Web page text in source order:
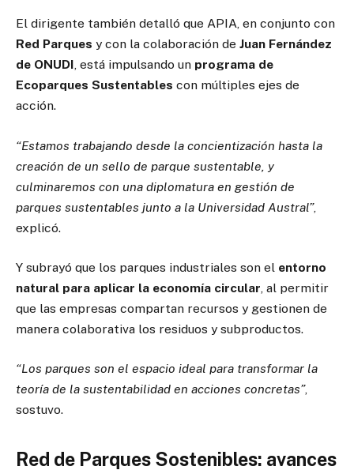
El dirigente también detalló que APIA, en conjunto con
Red Parques y con la colaboración de Juan Fernández
de ONUDI, está impulsando un programa de
Ecoparques Sustentables con múltiples ejes de
acción.
“Estamos trabajando desde la concientización hasta la
creación de un sello de parque sustentable, y
culminaremos con una diplomatura en gestión de
parques sustentables junto a la Universidad Austral”,
explicó.
Y subrayó que los parques industriales son el entorno
natural para aplicar la economía circular , al permitir
que las empresas compartan recursos y gestionen de
manera colaborativa los residuos y subproductos.
“Los parques son el espacio ideal para transformar la
teoría de la sustentabilidad en acciones concretas”,
sostuvo.
Red de Parques Sostenibles: avances